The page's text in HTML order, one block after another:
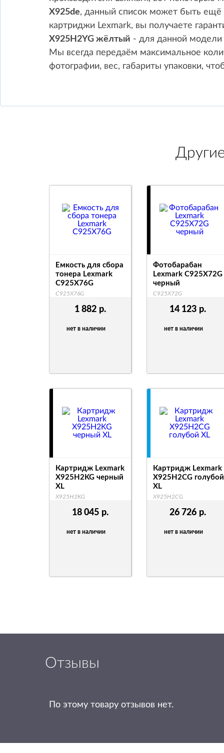
X925de, данный список может быть ещё
картриджи Lexmark, вы получаете
X925H2YG жёлтый - для данной модели
Мы всегда передаём максимальное
фотографии, вес, габариты упаковки,
1 882 р.
нет в наличии
Емкость для сбора
тонера Lexmark
C925X76G
C925X76G
14 123 р.
нет в наличии
Фотобарабан
Lexmark C925X72G
черный
C925X72G
18 045 р.
нет в наличии
Картридж Lexmark
X925H2KG черный
XL
X925H2KG
26 726 р.
нет в наличии
Картридж Lexmark
X925H2CG голубой
XL
X925H2CG
Отзывы
По этому товару отзывов нет.